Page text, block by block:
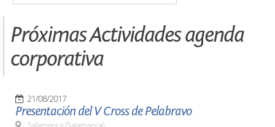
Próximas Actividades agenda
corporativa
21/08/2017
Presentación del V Cross de Pelabravo
Salamanca (Salamanca)